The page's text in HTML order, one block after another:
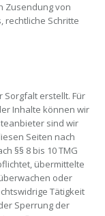
Zusendung von
rechtliche Schritte
Sorgfalt erstellt. Für
Inhalte können wir
sind wir
Seiten nach
§§ 8 bis 10 TMG
übermittelte
oder
Tätigkeit
Sperrung der